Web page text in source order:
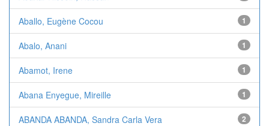
Aballo, Eugène Cocou 1
Abalo, Anani 1
Abamot, Irene 1
Abana Enyegue, Mireille 1
ABANDA ABANDA, Sandra Carla Vera 2